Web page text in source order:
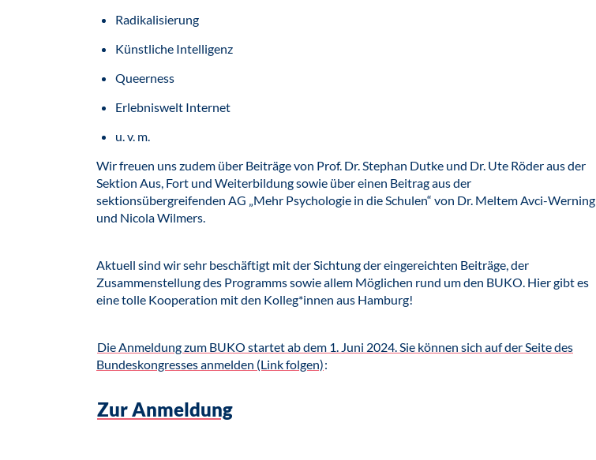
Radikalisierung
Künstliche Intelligenz
Queerness
Erlebniswelt Internet
u. v. m.
Wir freuen uns zudem über Beiträge von Prof. Dr. Stephan Dutke und Dr. Ute Röder aus der
Sektion Aus, Fort und Weiterbildung sowie über einen Beitrag aus der
sektionsübergreifenden AG „Mehr Psychologie in die Schulen“ von Dr. Meltem Avci-Werning
und Nicola Wilmers.
Aktuell sind wir sehr beschäftigt mit der Sichtung der eingereichten Beiträge, der
Zusammenstellung des Programms sowie allem Möglichen rund um den BUKO. Hier gibt es
eine tolle Kooperation mit den Kolleg*innen aus Hamburg!
Die Anmeldung zum BUKO startet ab dem 1. Juni 2024. Sie können sich auf der Seite des
Bundeskongresses anmelden (Link folgen):
Zur Anmeldung